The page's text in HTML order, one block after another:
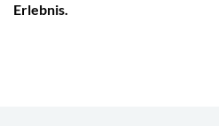
Erlebnis.